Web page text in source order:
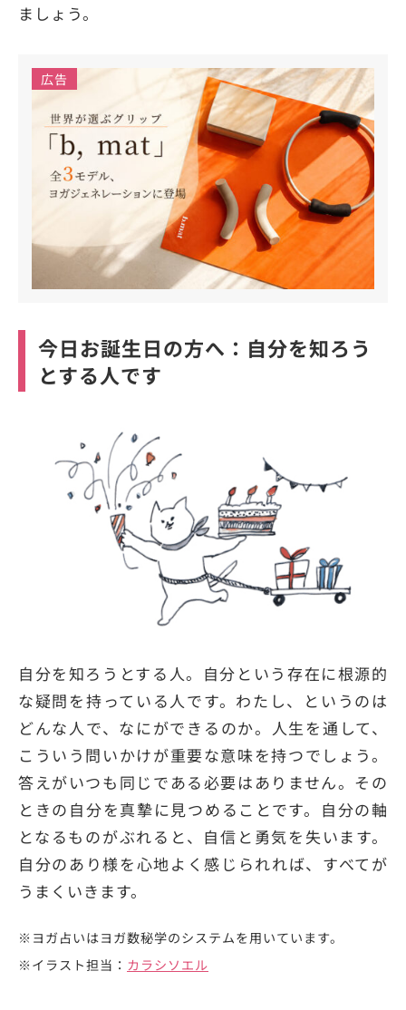
ましょう。
広告
今日お誕生日の方へ：自分を知ろう
とする人です
自分を知ろうとする人。自分という存在に根源的
な疑問を持っている人です。わたし、というのは
どんな人で、なにができるのか。人生を通して、
こういう問いかけが重要な意味を持つでしょう。
答えがいつも同じである必要はありません。その
ときの自分を真摯に見つめることです。自分の軸
となるものがぶれると、自信と勇気を失います。
自分のあり様を心地よく感じられれば、すべてが
うまくいきます。
※ヨガ占いはヨガ数秘学のシステムを用いています。
※イラスト担当： カラシソエル